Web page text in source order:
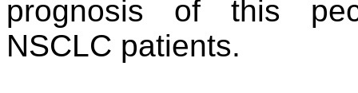
prognosis of this
NSCLC patients.